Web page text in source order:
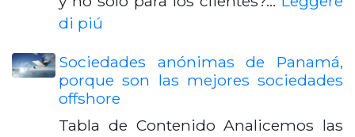
di piú
Sociedades anónimas de Panamá,
porque son las mejores sociedades
offshore
Tabla de Contenido Analicemos las